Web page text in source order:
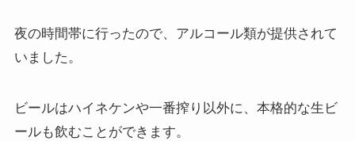
夜の時間帯に行ったので、アルコール類が提供されて
いました。
ビールはハイネケンや一番搾り以外に、本格的な生ビ
ールも飲むことができます。